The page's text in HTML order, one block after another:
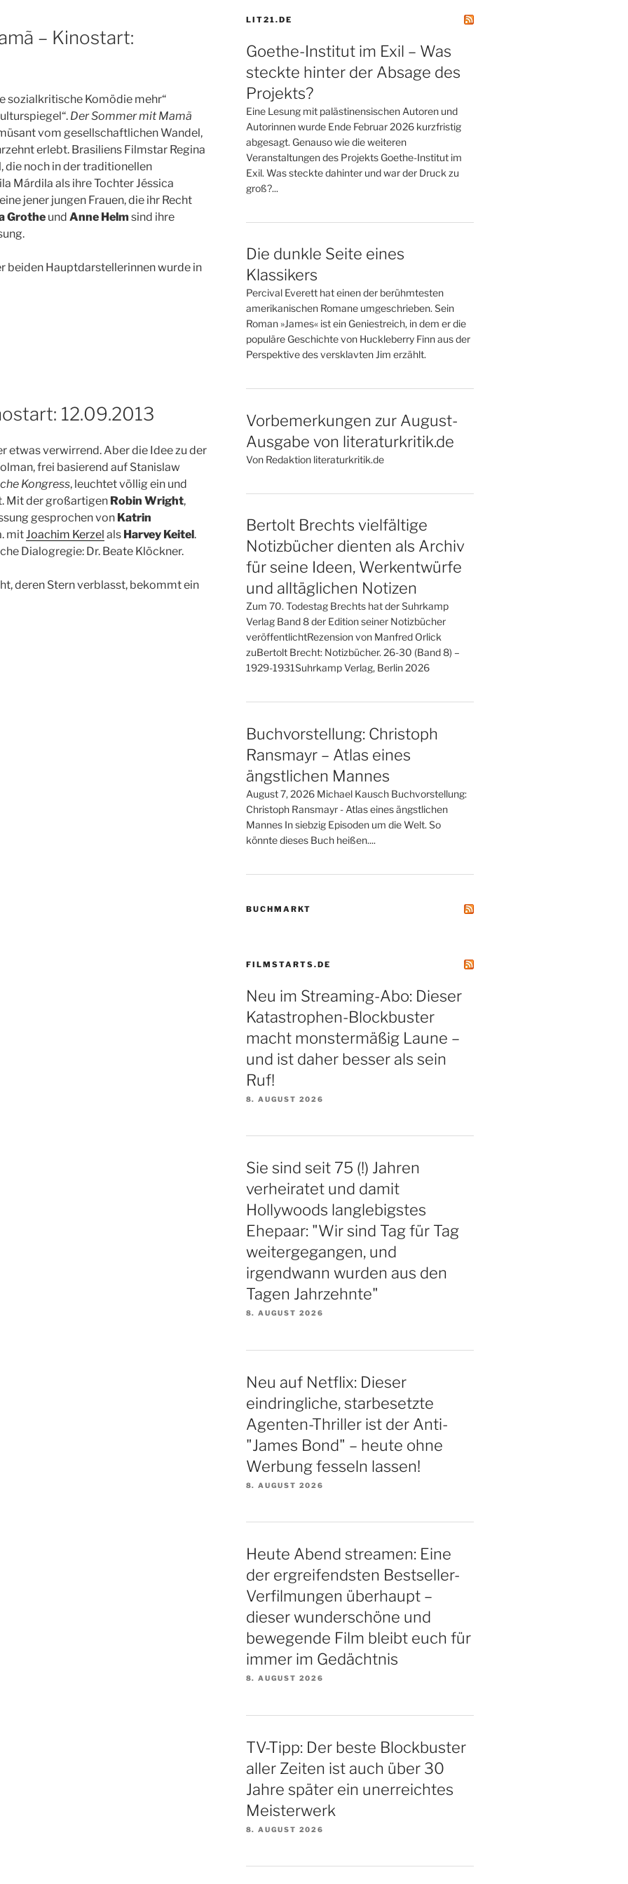
– Kinostart:
sozialkritische Komödie mehr“
Der Sommer mit Mamã
vom gesellschaftlichen Wandel,
erlebt. Brasiliens Filmstar Regina
die noch in der traditionellen
Márdila als ihre Tochter Jéssica
jener jungen Frauen, die ihr Recht
Grothe und Anne Helm sind ihre
beiden Hauptdarstellerinnen wurde in
12.09.2013
etwas verwirrend. Aber die Idee zu der
frei basierend auf Stanislaw
Kongress, leuchtet völlig ein und
Mit der großartigen Robin Wright,
gesprochen von Katrin
mitJoachim Kerzel als Harvey Keitel.
Dialogregie: Dr. Beate Klöckner.
deren Stern verblasst, bekommt ein
LIT21.DE
Goethe-Institut im Exil – Was
steckte hinter der Absage des
Projekts?
Eine Lesung mit palästinensischen Autoren und
Autorinnen wurde Ende Februar 2026 kurzfristig
abgesagt. Genauso wie die weiteren
Veranstaltungen des Projekts Goethe-Institut im
Exil. Was steckte dahinter und war der Druck zu
groß?...
Die dunkle Seite eines
Klassikers
Percival Everett hat einen der berühmtesten
amerikanischen Romane umgeschrieben. Sein
Roman »James« ist ein Geniestreich, in dem er die
populäre Geschichte von Huckleberry Finn aus der
Perspektive des versklavten Jim erzählt.
Vorbemerkungen zur August-
Ausgabe von literaturkritik.de
Von Redaktion literaturkritik.de
Bertolt Brechts vielfältige
Notizbücher dienten als Archiv
für seine Ideen, Werkentwürfe
und alltäglichen Notizen
Zum 70. Todestag Brechts hat der Suhrkamp
Verlag Band 8 der Edition seiner Notizbücher
veröffentlichtRezension von Manfred Orlick
zuBertolt Brecht: Notizbücher. 26-30 (Band 8) –
1929-1931Suhrkamp Verlag, Berlin 2026
Buchvorstellung: Christoph
Ransmayr – Atlas eines
ängstlichen Mannes
August 7, 2026 Michael Kausch Buchvorstellung:
Christoph Ransmayr - Atlas eines ängstlichen
Mannes In siebzig Episoden um die Welt. So
könnte dieses Buch heißen....
BUCHMARKT
FILMSTARTS.DE
Neu im Streaming-Abo: Dieser
Katastrophen-Blockbuster
macht monstermäßig Laune –
und ist daher besser als sein
Ruf!
8. AUGUST 2026
Sie sind seit 75 (!) Jahren
verheiratet und damit
Hollywoods langlebigstes
Ehepaar: "Wir sind Tag für Tag
weitergegangen, und
irgendwann wurden aus den
Tagen Jahrzehnte"
8. AUGUST 2026
Neu auf Netflix: Dieser
eindringliche, starbesetzte
Agenten-Thriller ist der Anti-
"James Bond" – heute ohne
Werbung fesseln lassen!
8. AUGUST 2026
Heute Abend streamen: Eine
der ergreifendsten Bestseller-
Verfilmungen überhaupt –
dieser wunderschöne und
bewegende Film bleibt euch für
immer im Gedächtnis
8. AUGUST 2026
TV-Tipp: Der beste Blockbuster
aller Zeiten ist auch über 30
Jahre später ein unerreichtes
Meisterwerk
8. AUGUST 2026